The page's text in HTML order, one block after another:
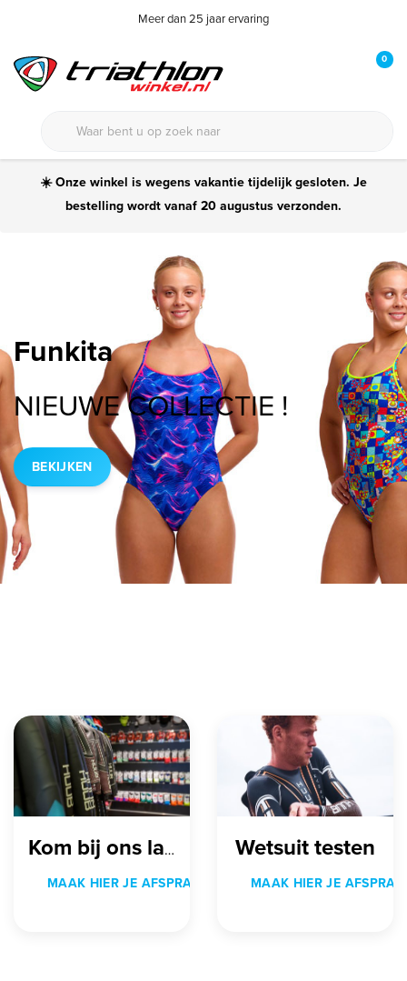
Meer dan 25 jaar ervaring
0
☀️ Onze winkel is wegens vakantie tijdelijk gesloten. Je
bestelling wordt vanaf 20 augustus verzonden.
Funkita
NIEUWE COLLECTIE !
BEKIJKEN
Kom bij ons langs
MAAK HIER JE AFSPRAAK
Wetsuit testen
MAAK HIER JE